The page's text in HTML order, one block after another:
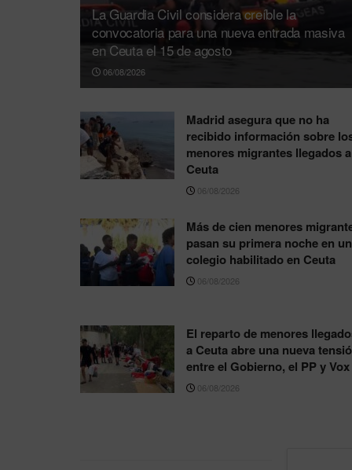
La Guardia Civil considera creíble la
convocatoria para una nueva entrada masiva
en Ceuta el 15 de agosto
06/08/2026
Madrid asegura que no ha
recibido información sobre
menores migrantes llegados a
Ceuta
06/08/2026
Más de cien menores
pasan su primera noche en un
colegio habilitado en Ceuta
06/08/2026
El reparto de menores
a Ceuta abre una nueva
entre el Gobierno, el PP y Vox
06/08/2026